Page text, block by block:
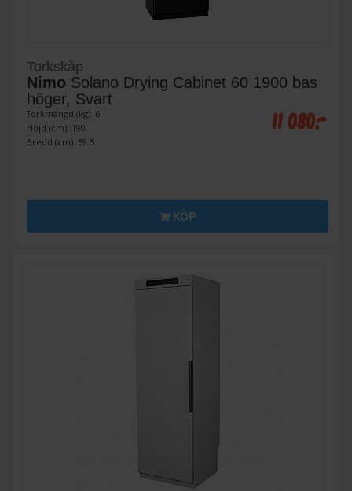
Torkskåp
Nimo Solano Drying Cabinet 60 1900 bas
höger, Svart
Torkmängd (kg): 6
Höjd (cm): 190
Bredd (cm): 59.5
11 080:-
KÖP